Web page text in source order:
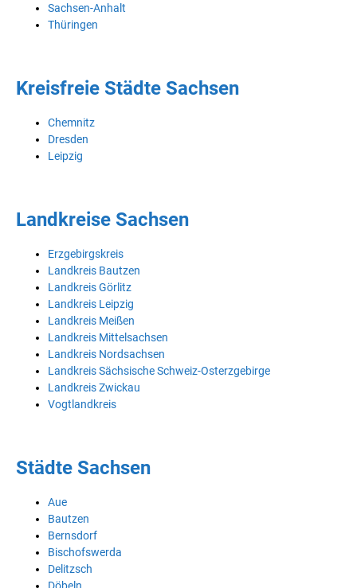
Sachsen-Anhalt
Thüringen
Kreisfreie Städte Sachsen
Chemnitz
Dresden
Leipzig
Landkreise Sachsen
Erzgebirgskreis
Landkreis Bautzen
Landkreis Görlitz
Landkreis Leipzig
Landkreis Meißen
Landkreis Mittelsachsen
Landkreis Nordsachsen
Landkreis Sächsische Schweiz-Osterzgebirge
Landkreis Zwickau
Vogtlandkreis
Städte Sachsen
Aue
Bautzen
Bernsdorf
Bischofswerda
Delitzsch
Döbeln